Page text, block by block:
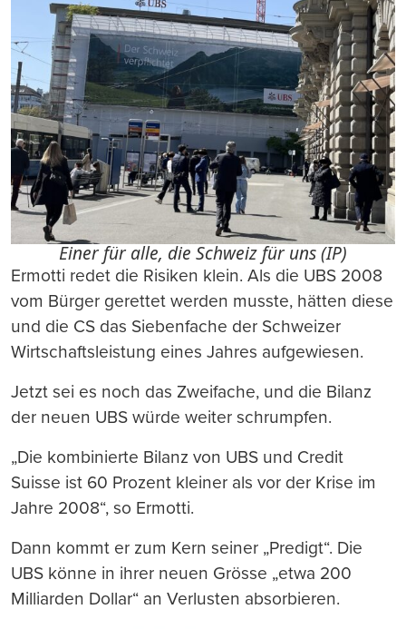
Einer für alle, die Schweiz für uns (IP)
Ermotti redet die Risiken klein. Als die UBS 2008
vom Bürger gerettet werden musste, hätten diese
und die CS das Siebenfache der Schweizer
Wirtschaftsleistung eines Jahres aufgewiesen.
Jetzt sei es noch das Zweifache, und die Bilanz
der neuen UBS würde weiter schrumpfen.
„Die kombinierte Bilanz von UBS und Credit
Suisse ist 60 Prozent kleiner als vor der Krise im
Jahre 2008“, so Ermotti.
Dann kommt er zum Kern seiner „Predigt“. Die
UBS könne in ihrer neuen Grösse „etwa 200
Milliarden Dollar“ an Verlusten absorbieren.